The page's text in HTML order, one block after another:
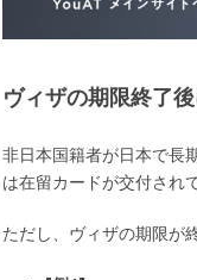
ヴィザの期限終了
非日本国籍者が日本で長
は在留カードが交付され
ただし、ヴィザの期限が